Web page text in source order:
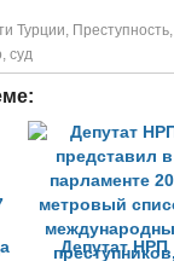
Турции, Преступность,
, суд
Депутат НРП